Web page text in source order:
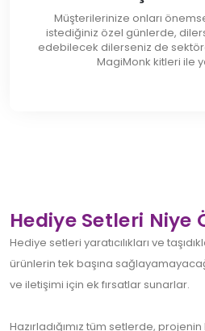
Müşterilerinize onları
istediğiniz özel günlerde,
edebilecek dilerseniz de
MagiMonk kitleri ile
Hediye Setleri Niye
Hediye setleri yaratıcılıkları ve
ürünlerin tek başına
ve iletişimi için ek fırsatlar sunarlar.
Hazırladığımız tüm setlerde, projenin